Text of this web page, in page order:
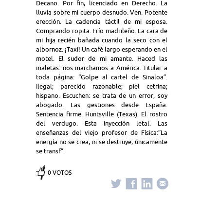
Decano. Por fin, licenciado en Derecho. La
lluvia sobre mi cuerpo desnudo. Ven. Potente
erección. La cadencia táctil de mi esposa.
Comprando ropita. Frío madrileño. La cara de
mi hija recién bañada cuando la seco con el
albornoz. ¡Taxi! Un café largo esperando en el
motel. El sudor de mi amante. Haced las
maletas: nos marchamos a América. Titular a
toda página: “Golpe al cartel de Sinaloa”.
Ilegal; parecido razonable; piel cetrina;
hispano. Escuchen: se trata de un error, soy
abogado. Las gestiones desde España.
Sentencia firme. Huntsville (Texas). El rostro
del verdugo. Esta inyección letal. Las
enseñanzas del viejo profesor de Física:”La
energía no se crea, ni se destruye, únicamente
se transf”.
0 VOTOS